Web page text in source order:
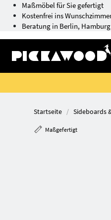
Maßmöbel für Sie gefertigt
Kostenfrei ins
Beratung in Berlin,
Startseite Sideboards
Maßgefertigt